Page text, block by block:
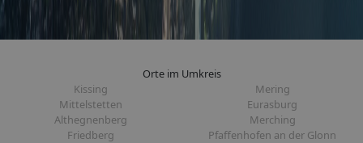
Orte im Umkreis
Kissing
Mering
Mittelstetten
Eurasburg
Althegnenberg
Merching
Friedberg
Pfaffenhofen an der Glonn